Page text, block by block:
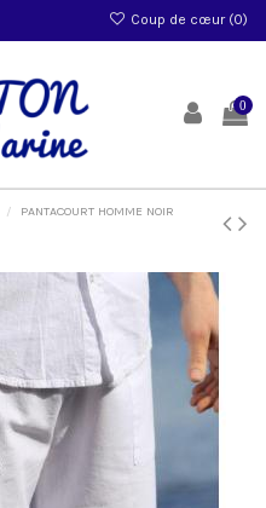
Coup de cœur (0)
0
PANTACOURT HOMME NOIR